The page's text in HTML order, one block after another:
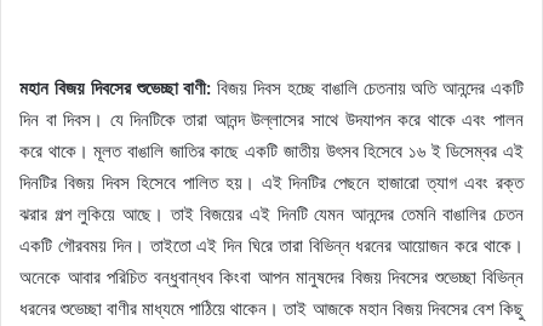
মহান বিজয় দিবসের শুভেচ্ছা বাণী: বিজয় দিবস হচ্ছে বাঙালি চেতনায় অতি আনন্দের একটি
দিন বা দিবস। যে দিনটিকে তারা আনন্দ উল্লাসের সাথে উদযাপন করে থাকে এবং পালন
করে থাকে। মূলত বাঙালি জাতির কাছে একটি জাতীয় উৎসব হিসেবে ১৬ ই ডিসেম্বর এই
দিনটির বিজয় দিবস হিসেবে পালিত হয়। এই দিনটির পেছনে হাজারো ত্যাগ এবং রক্ত
ঝরার গল্প লুকিয়ে আছে। তাই বিজয়ের এই দিনটি যেমন আনন্দের তেমনি বাঙালির চেতন
একটি গৌরবময় দিন। তাইতো এই দিন ঘিরে তারা বিভিন্ন ধরনের আয়োজন করে থাকে।
অনেকে আবার পরিচিত বন্ধুবান্ধব কিংবা আপন মানুষদের বিজয় দিবসের শুভেচ্ছা বিভিন্ন
ধরনের শুভেচ্ছা বাণীর মাধ্যমে পাঠিয়ে থাকেন। তাই আজকে মহান বিজয় দিবসের বেশ কিছু